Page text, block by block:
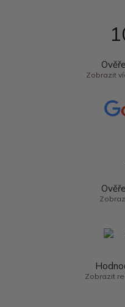
Zobrazit
Zobrazit